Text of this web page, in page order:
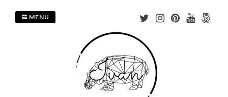
MENU